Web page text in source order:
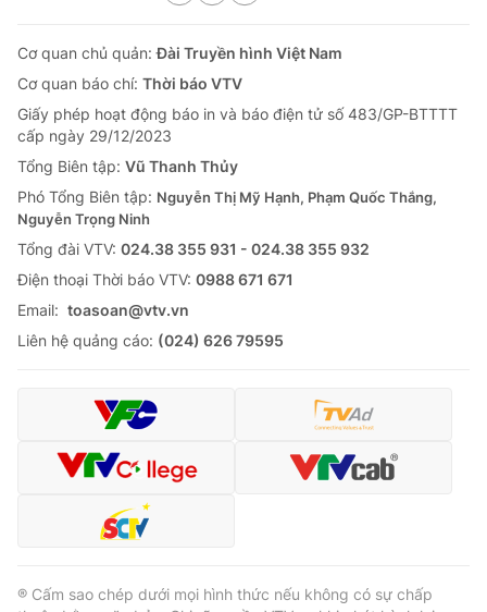
Cơ quan chủ quản:Đài Truyền hình Việt Nam
Cơ quan báo chí: Thời báo VTV
Giấy phép hoạt động báo in và báo điện tử số 483/GP-BTTTT
cấp ngày 29/12/2023
Tổng Biên tập: Vũ Thanh Thủy
Phó Tổng Biên tập: Nguyễn Thị Mỹ Hạnh, Phạm Quốc Thắng,
Nguyễn Trọng Ninh
Tổng đài VTV: 024.38 355 931 - 024.38 355 932
Ðiện thoại Thời báo VTV: 0988 671 671
Email: toasoan@vtv.vn
Liên hệ quảng cáo: (024) 626 79595
® Cấm sao chép dưới mọi hình thức nếu không có sự chấp